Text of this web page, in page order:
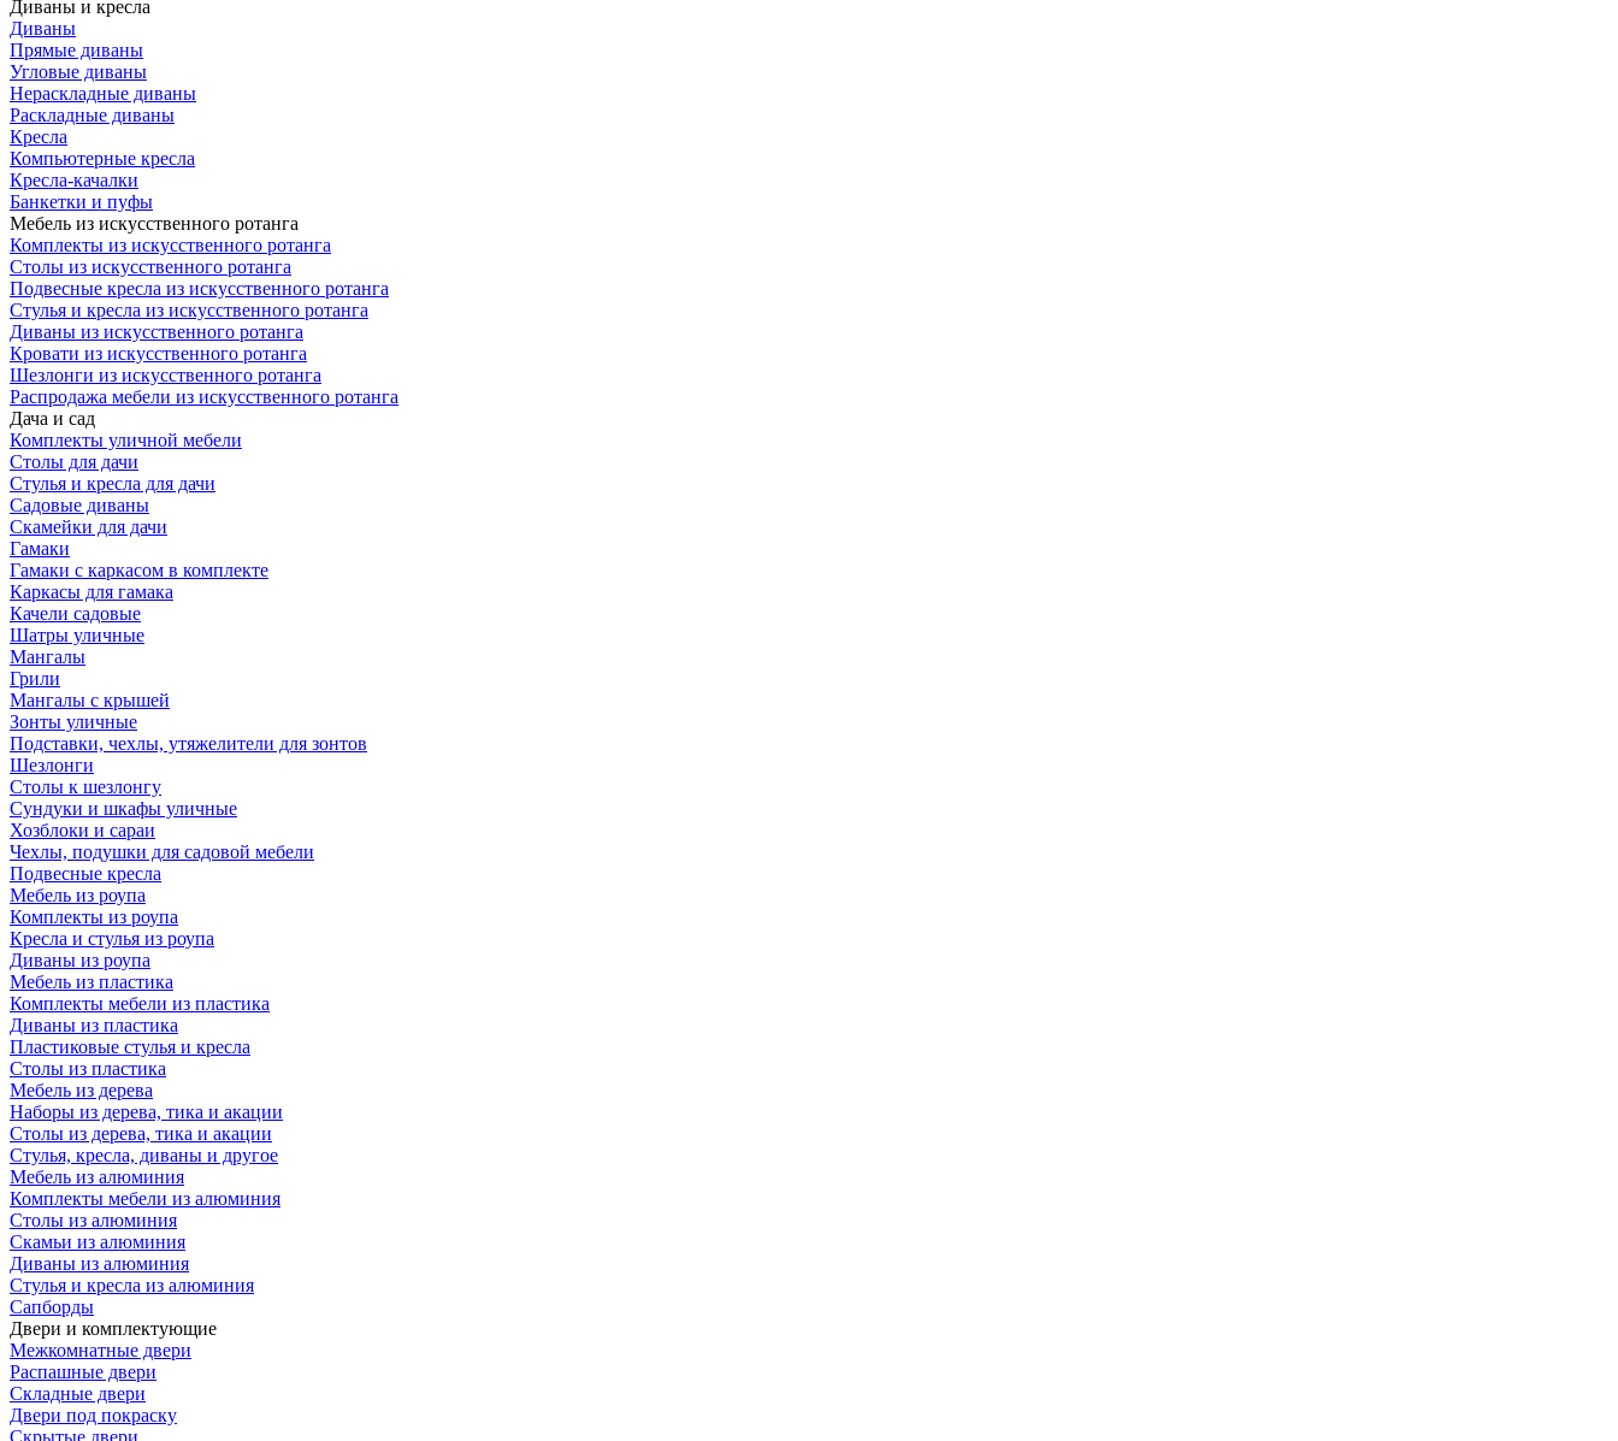
Диваны и кресла
Диваны
Прямые диваны
Угловые диваны
Нераскладные диваны
Раскладные диваны
Кресла
Компьютерные кресла
Кресла-качалки
Банкетки и пуфы
Мебель из искусственного ротанга
Комплекты из искусственного ротанга
Столы из искусственного ротанга
Подвесные кресла из искусственного ротанга
Стулья и кресла из искусственного ротанга
Диваны из искусственного ротанга
Кровати из искусственного ротанга
Шезлонги из искусственного ротанга
Распродажа мебели из искусственного ротанга
Дача и сад
Комплекты уличной мебели
Столы для дачи
Стулья и кресла для дачи
Садовые диваны
Скамейки для дачи
Гамаки
Гамаки с каркасом в комплекте
Каркасы для гамака
Качели садовые
Шатры уличные
Мангалы
Грили
Мангалы с крышей
Зонты уличные
Подставки, чехлы, утяжелители для зонтов
Шезлонги
Столы к шезлонгу
Сундуки и шкафы уличные
Хозблоки и сараи
Чехлы, подушки для садовой мебели
Подвесные кресла
Мебель из роупа
Комплекты из роупа
Кресла и стулья из роупа
Диваны из роупа
Мебель из пластика
Комплекты мебели из пластика
Диваны из пластика
Пластиковые стулья и кресла
Столы из пластика
Мебель из дерева
Наборы из дерева, тика и акации
Столы из дерева, тика и акации
Стулья, кресла, диваны и другое
Мебель из алюминия
Комплекты мебели из алюминия
Столы из алюминия
Скамьи из алюминия
Диваны из алюминия
Стулья и кресла из алюминия
Сапборды
Двери и комплектующие
Межкомнатные двери
Распашные двери
Складные двери
Двери под покраску
Скрытые двери